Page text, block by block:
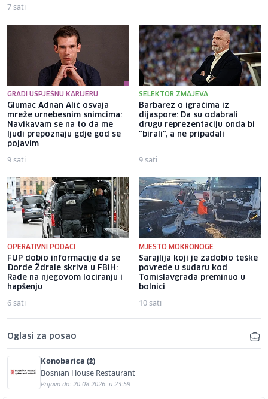
7 sati
GRADI USPJEŠNU KARIJERU
Glumac Adnan Alić osvaja
mreže urnebesnim snimcima:
Navikavam se na to da me
ljudi prepoznaju gdje god se
pojavim
9 sati
SELEKTOR ZMAJEVA
Barbarez o igračima iz
dijaspore: Da su odabrali
drugu reprezentaciju onda bi
"birali", a ne pripadali
9 sati
OPERATIVNI PODACI
FUP dobio informacije da se
Đorđe Ždrale skriva u FBiH:
Rade na njegovom lociranju i
hapšenju
6 sati
MJESTO MOKRONOGE
Sarajlija koji je zadobio teške
povrede u sudaru kod
Tomislavgrada preminuo u
bolnici
10 sati
Oglasi za posao
Konobarica (ž)
Bosnian House Restaurant
Prijava do: 20.08.2026. u 23:59